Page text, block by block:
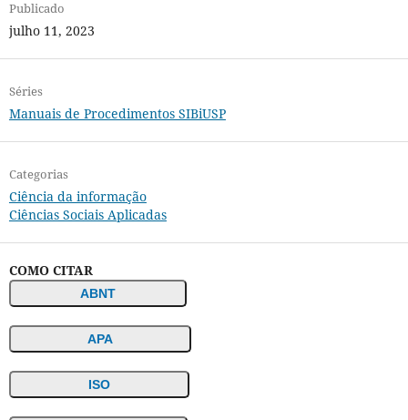
Publicado
julho 11, 2023
Séries
Manuais de Procedimentos SIBiUSP
Categorias
Ciência da informação
Ciências Sociais Aplicadas
COMO CITAR
ABNT
APA
ISO